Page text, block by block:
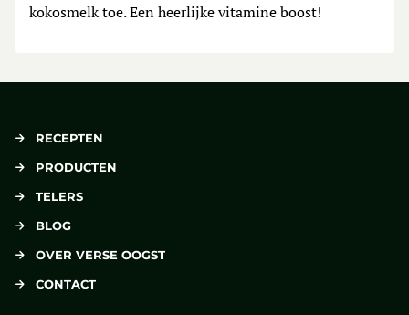
kokosmelk toe. Een heerlijke vitamine boost!
RECEPTEN
PRODUCTEN
TELERS
BLOG
OVER VERSE OOGST
CONTACT